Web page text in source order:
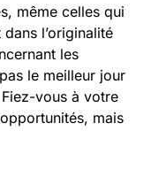
même celles qui
l’originalité
les
le meilleur jour
vous à votre
mais